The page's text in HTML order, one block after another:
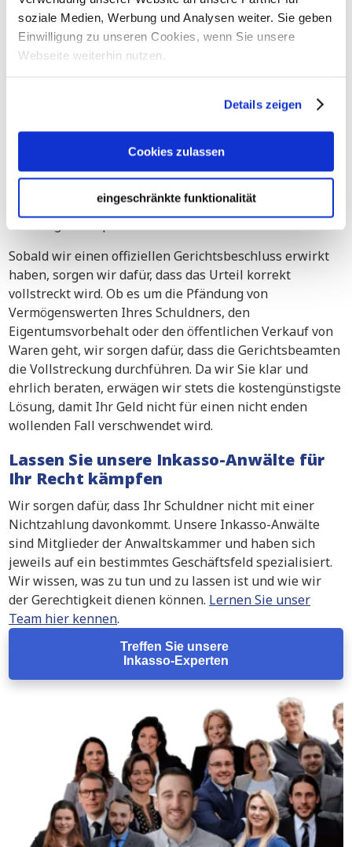
soziale Medien, Werbung und Analysen weiter. Sie geben
Einwilligung zu unseren Cookies, wenn Sie unsere
Webseite weiterhin nutzen.
Details zeigen
Cookies zulassen
eingeschränkte funktionalität
Inkassoverfahren in Kiel
Sowohl bei außergerichtlichen als auch bei
gerichtlichen Inkassoverfahren im gesamten
Ihnen auch bei gerichtlichen Verfahren in Kiel helfen:
Fast Track-Verfahren
Multi- Track Verfahren
Sobald wir einen offiziellen Gerichtsbeschluss erwirkt
haben, sorgen wir dafür, dass das Urteil korrekt
vollstreckt wird. Ob es um die Pfändung von
Vermögenswerten Ihres Schuldners, den
Eigentumsvorbehalt oder den öffentlichen Verkauf von
Waren geht, wir sorgen dafür, dass die Gerichtsbeamten
die Vollstreckung durchführen. Da wir Sie klar und
ehrlich beraten, erwägen wir stets die kostengünstigste
Lösung, damit Ihr Geld nicht für einen nicht enden
wollenden Fall verschwendet wird.
Lassen Sie unsere Inkasso-Anwälte für
Ihr Recht kämpfen
Wir sorgen dafür, dass Ihr Schuldner nicht mit einer
Nichtzahlung davonkommt. Unsere Inkasso-Anwälte
sind Mitglieder der Anwaltskammer und haben sich
jeweils auf ein bestimmtes Geschäftsfeld spezialisiert.
Wir wissen, was zu tun und zu lassen ist und wie wir
der Gerechtigkeit dienen können. Lernen Sie unser
Team hier kennen.
Treffen Sie unsere
Inkasso-Experten